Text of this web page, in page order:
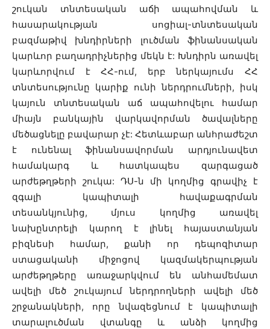
շուկան տնտեսական աճի ապահովման և
հասարակության սոցիալ-տնտեսական
բազմաթիվ խնդիրների լուծման ֆինանսական
կարևոր բաղադրիչներից մեկն է: Խնդիրն առավել
կարևորվում է ՀՀ-ում, երբ ներկայումս ՀՀ
տնտեսությունը կարիք ունի ներդրումների, իսկ
կայուն տնտեսական աճ ապահովելու համար
միայն բանկային վարկավորման ծավալները
մեծացնելը բավարար չէ: Հետևաբար անհրաժեշտ
է ունենալ ֆինանսավորման արդյունավետ
համակարգ և հատկապես զարգացած
արժեթղթերի շուկա: ԴՍ-ն մի կողմից գրավիչ է
զգալի կապիտալի հավաքագրման
տեսանկյունից, մյուս կողմից առավել
նախընտրելի կարող է լինել հայաստանյան
բիզնեսի համար, քանի որ դեպոզիտար
ստացականի միջոցով կազմակերպության
արժեթղթերը առաջարկվում են անհամեմատ
ավելի մեծ շուկայում ներդրողների ավելի մեծ
շրջանակների, որը նվազեցնում է կապիտալի
տարալուծման վտանգը և անձի կողմից